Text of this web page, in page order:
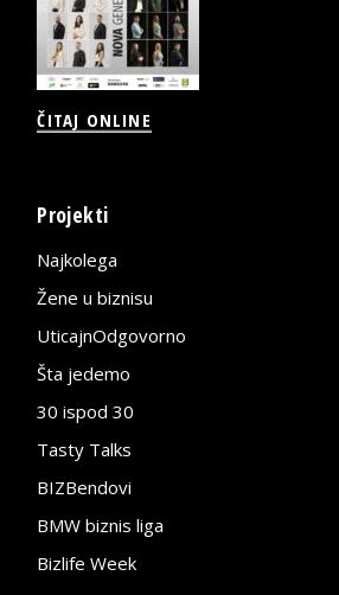
ČITAJ ONLINE
Projekti
Najkolega
Žene u biznisu
UticajnOdgovorno
Šta jedemo
30 ispod 30
Tasty Talks
BIZBendovi
BMW biznis liga
Bizlife Week